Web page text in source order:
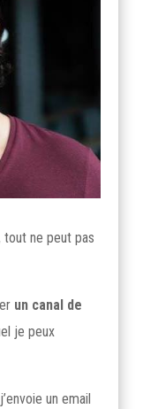
tout ne peut pas
un canal de
je peux
un email